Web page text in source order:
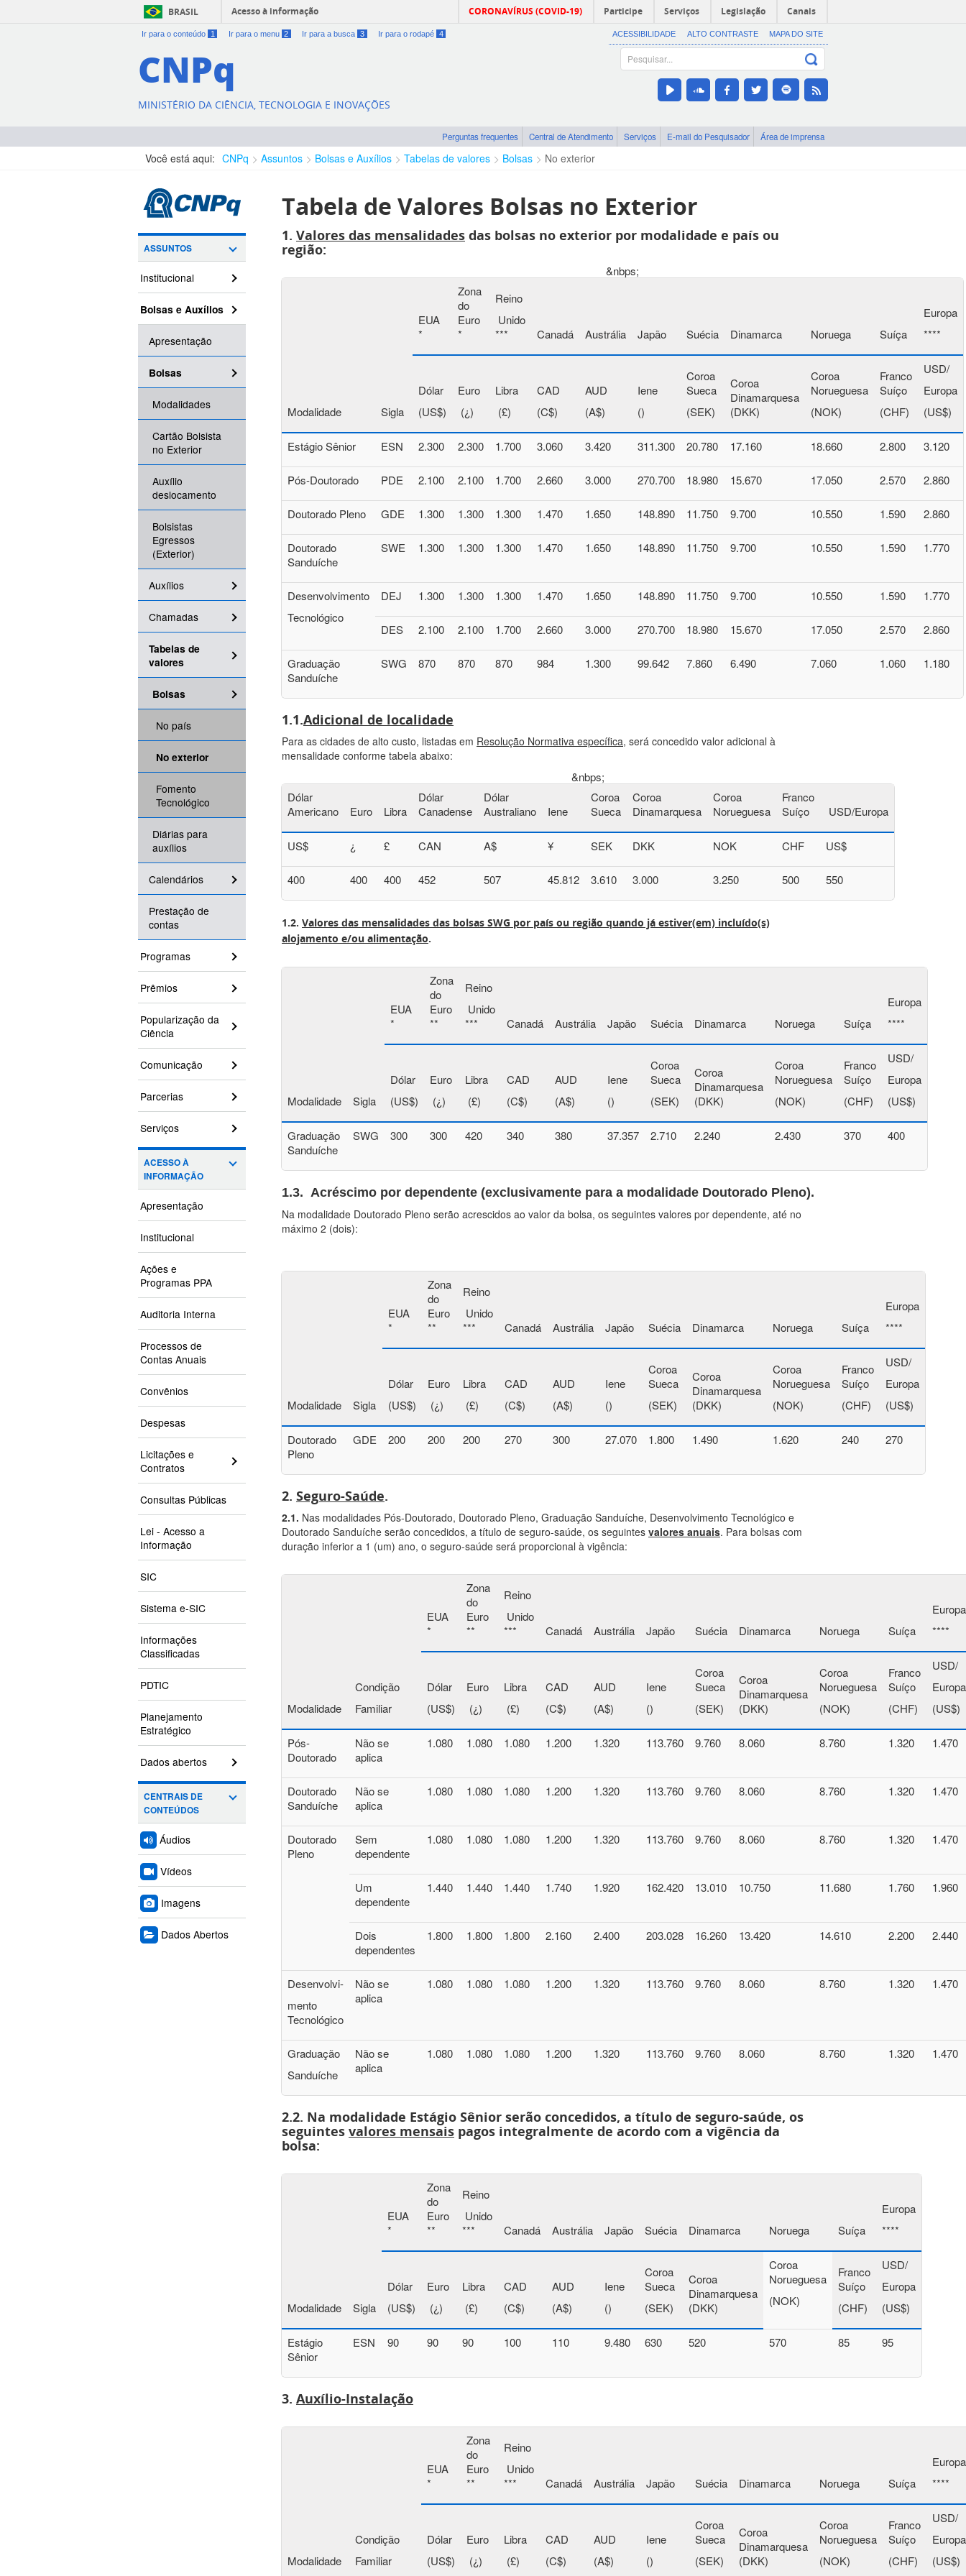
BRASIL Acesso à informação CORONAVÍRUS (COVID-19) Participe Serviços Legislação Canais
Ir para o conteúdo 1 Ir para o menu 2 Ir para a busca 3 Ir para o rodapé 4 ACESSIBILIDADE ALTO CONTRASTE MAPA DO SITE
CNPq
MINISTÉRIO DA CIÊNCIA, TECNOLOGIA E INOVAÇÕES
Perguntas frequentes Central de Atendimento Serviços E-mail do Pesquisador Área de imprensa
Você está aqui: CNPq Assuntos Bolsas e Auxílios Tabelas de valores Bolsas No exterior
ASSUNTOS
Institucional
Bolsas e Auxílios
Apresentação
Bolsas
Modalidades
Cartão Bolsista
no Exterior
Auxílio
deslocamento
Bolsistas
Egressos
(Exterior)
Auxílios
Chamadas
Tabelas de
valores
Bolsas
No país
No exterior
Fomento
Tecnológico
Diárias para
auxílios
Calendários
Prestação de
contas
Programas
Prêmios
Popularização da
Ciência
Comunicação
Parcerias
Serviços
ACESSO À
INFORMAÇÃO
Apresentação
Institucional
Ações e
Programas PPA
Auditoria Interna
Processos de
Contas Anuais
Convênios
Despesas
Licitações e
Contratos
Consultas Públicas
Lei - Acesso a
Informação
SIC
Sistema e-SIC
Informações
Classificadas
PDTIC
Planejamento
Estratégico
Dados abertos
CENTRAIS DE
CONTEÚDOS
Áudios
Vídeos
Imagens
Dados Abertos
Tabela de Valores Bolsas no Exterior
1. Valores das mensalidades das bolsas no exterior por modalidade e país ou
região:
&nbps;
Modalidade Sigla
EUA
*
Zona
do
Euro
*
Reino
Unido
***
Canadá Austrália Japão Suécia Dinamarca Noruega Suíça
Europa
****
Dólar
(US$)
Euro
(¿)
Libra
(£)
CAD
(C$)
AUD
(A$)
Iene
()
Coroa
Sueca
(SEK)
Coroa
Dinamarquesa
(DKK)
Coroa
Norueguesa
(NOK)
Franco
Suíço
(CHF)
USD/
Europa
(US$)
Estágio Sênior ESN 2.300 2.300 1.700 3.060 3.420 311.300 20.780 17.160 18.660 2.800 3.120
Pós-Doutorado PDE 2.100 2.100 1.700 2.660 3.000 270.700 18.980 15.670 17.050 2.570 2.860
Doutorado Pleno GDE 1.300 1.300 1.300 1.470 1.650 148.890 11.750 9.700 10.550 1.590 2.860
Doutorado
Sanduíche
SWE 1.300 1.300 1.300 1.470 1.650 148.890 11.750 9.700 10.550 1.590 1.770
Desenvolvimento
Tecnológico
DEJ 1.300 1.300 1.300 1.470 1.650 148.890 11.750 9.700 10.550 1.590 1.770
DES 2.100 2.100 1.700 2.660 3.000 270.700 18.980 15.670 17.050 2.570 2.860
Graduação
Sanduíche
SWG 870 870 870 984 1.300 99.642 7.860 6.490 7.060 1.060 1.180
1.1.Adicional de localidade
Para as cidades de alto custo, listadas em Resolução Normativa específica, será concedido valor adicional à
mensalidade conforme tabela abaixo:
&nbps;
Dólar
Americano
Euro Libra
Dólar
Canadense
Dólar
Australiano
Iene
Coroa
Sueca
Coroa
Dinamarquesa
Coroa
Norueguesa
Franco
Suíço
USD/Europa
US$ ¿ £ CAN A$ ¥ SEK DKK NOK CHF US$
400 400 400 452 507 45.812 3.610 3.000 3.250 500 550
1.2. Valores das mensalidades das bolsas SWG por país ou região quando já estiver(em) incluído(s)
alojamento e/ou alimentação.
Modalidade Sigla
EUA
*
Zona
do
Euro
**
Reino
Unido
***
Canadá Austrália Japão Suécia Dinamarca Noruega Suíça
Europa
****
Dólar
(US$)
Euro
(¿)
Libra
(£)
CAD
(C$)
AUD
(A$)
Iene
()
Coroa
Sueca
(SEK)
Coroa
Dinamarquesa
(DKK)
Coroa
Norueguesa
(NOK)
Franco
Suíço
(CHF)
USD/
Europa
(US$)
Graduação
Sanduíche
SWG 300 300 420 340 380 37.357 2.710 2.240 2.430 370 400
1.3. Acréscimo por dependente (exclusivamente para a modalidade Doutorado Pleno).
Na modalidade Doutorado Pleno serão acrescidos ao valor da bolsa, os seguintes valores por dependente, até no
máximo 2 (dois):
Modalidade Sigla
EUA
*
Zona
do
Euro
**
Reino
Unido
***
Canadá Austrália Japão Suécia Dinamarca Noruega Suíça
Europa
****
Dólar
(US$)
Euro
(¿)
Libra
(£)
CAD
(C$)
AUD
(A$)
Iene
()
Coroa
Sueca
(SEK)
Coroa
Dinamarquesa
(DKK)
Coroa
Norueguesa
(NOK)
Franco
Suíço
(CHF)
USD/
Europa
(US$)
Doutorado
Pleno
GDE 200 200 200 270 300 27.070 1.800 1.490 1.620 240 270
2. Seguro-Saúde.
2.1. Nas modalidades Pós-Doutorado, Doutorado Pleno, Graduação Sanduíche, Desenvolvimento Tecnológico e
Doutorado Sanduíche serão concedidos, a título de seguro-saúde, os seguintes valores anuais. Para bolsas com
duração inferior a 1 (um) ano, o seguro-saúde será proporcional à vigência:
Modalidade
Condição
Familiar
EUA
*
Zona
do
Euro
**
Reino
Unido
***
Canadá Austrália Japão Suécia Dinamarca Noruega Suíça
Europa
****
Dólar
(US$)
Euro
(¿)
Libra
(£)
CAD
(C$)
AUD
(A$)
Iene
()
Coroa
Sueca
(SEK)
Coroa
Dinamarquesa
(DKK)
Coroa
Norueguesa
(NOK)
Franco
Suíço
(CHF)
USD/
Europa
(US$)
Pós-
Doutorado
Não se
aplica
1.080 1.080 1.080 1.200 1.320 113.760 9.760 8.060 8.760 1.320 1.470
Doutorado
Sanduíche
Não se
aplica
1.080 1.080 1.080 1.200 1.320 113.760 9.760 8.060 8.760 1.320 1.470
Doutorado
Pleno
Sem
dependente
1.080 1.080 1.080 1.200 1.320 113.760 9.760 8.060 8.760 1.320 1.470
Um
dependente
1.440 1.440 1.440 1.740 1.920 162.420 13.010 10.750 11.680 1.760 1.960
Dois
dependentes
1.800 1.800 1.800 2.160 2.400 203.028 16.260 13.420 14.610 2.200 2.440
Desenvolvi-
mento
Tecnológico
Não se
aplica
1.080 1.080 1.080 1.200 1.320 113.760 9.760 8.060 8.760 1.320 1.470
Graduação
Sanduíche
Não se
aplica
1.080 1.080 1.080 1.200 1.320 113.760 9.760 8.060 8.760 1.320 1.470
2.2. Na modalidade Estágio Sênior serão concedidos, a título de seguro-saúde, os
seguintes valores mensais pagos integralmente de acordo com a vigência da
bolsa:
Modalidade Sigla
EUA
*
Zona
do
Euro
**
Reino
Unido
***
Canadá Austrália Japão Suécia Dinamarca Noruega Suíça
Europa
****
Dólar
(US$)
Euro
(¿)
Libra
(£)
CAD
(C$)
AUD
(A$)
Iene
()
Coroa
Sueca
(SEK)
Coroa
Dinamarquesa
(DKK)
Coroa
Norueguesa
(NOK)
Franco
Suíço
(CHF)
USD/
Europa
(US$)
Estágio
Sênior
ESN 90 90 90 100 110 9.480 630 520 570 85 95
3. Auxílio-Instalação
Modalidade
Condição
Familiar
EUA
*
Zona
do
Euro
**
Reino
Unido
***
Canadá Austrália Japão Suécia Dinamarca Noruega Suíça
Europa
****
Dólar
(US$)
Euro
(¿)
Libra
(£)
CAD
(C$)
AUD
(A$)
Iene
()
Coroa
Sueca
(SEK)
Coroa
Dinamarquesa
(DKK)
Coroa
Norueguesa
(NOK)
Franco
Suíço
(CHF)
USD/
Europa
(US$)